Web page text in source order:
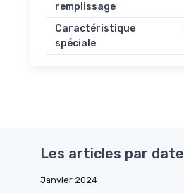
remplissage
Caractéristique
spéciale
Les articles par date
Janvier 2024